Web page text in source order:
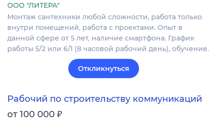
ООО "ЛИТЕРА"
Монтаж сантехники любой сложности, работа только
внутри помещений, работа с проектами. Опыт в
данной сфере от 5 лет, наличие смартфона. График
работы 5/2 или 6/1 (8 часовой рабочий день), обучение.
Откликнуться
Рабочий по строительству коммуникаций
от 100 000 ₽